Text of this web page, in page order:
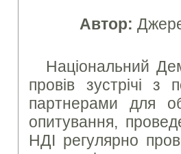
Автор:
Національний
провів зустрічі з
партнерами для
опитування,
НДІ регулярно